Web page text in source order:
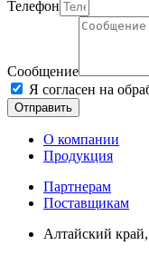
Телефон
Сообщение
Я согласен на
Отправить
О компании
Продукция
Партнерам
Поставщикам
Алтайский